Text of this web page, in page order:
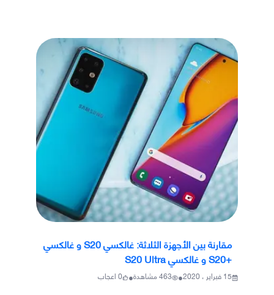
مقارنة بين الأجهزة الثلاثة: غالكسي S20 و غالكسي
+S20 و غالكسي S20 Ultra
15 فبراير ، 2020 •
463مشاهدة•
0اعجاب